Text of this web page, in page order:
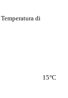
Temperatura di
15°C